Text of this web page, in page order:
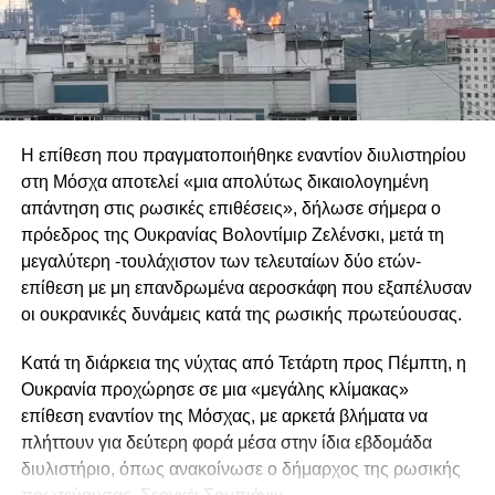
τομέα. Παράλληλα, η Γερμανία επιμένει ότι οι προμήθειες
πρέπει να παραμείνουν στην αρμοδιότητα των εθνικών
κυβερνήσεων, απορρίπτοντας έναν ενισχυμένο
συντονιστικό ρόλο της Ευρωπαϊκής Επιτροπής. Ωστόσο,
αυτό που φαίνεται να χρειάζεται η ευρωπαϊκή αμυντική
βιομηχανία είναι μεγαλύτερος εξευρωπαϊσμός και η
δημιουργία μιας ενιαίας αγοράς οπλικών συστημάτων,
στόχος που δεν εξυπηρετείται από τις επιλογές του
Βερολίνου.
Δύο εξελίξεις φαίνεται να ενισχύουν τις υποψίες για τις
προθέσεις της Γερμανίας και να δικαιολογούν τις
ανησυχίες άλλων ευρωπαϊκών κρατών. Συγκεκριμένα, το
γαλλογερμανικό μεγαλεπήβολο σχέδιο για την ανάπτυξη
ενός μαχητικού αεροσκάφους έκτης γενιάς, το οποίο είχαν
παρουσιάσει το 2017 ο Εμανουέλ Μακρόν και η Άνγκελα
Μέρκελ ως ένα κορυφαίο ευρωπαϊκό αμυντικό εγχείρημα,
κατέληξε επισήμως σε αποτυχία. Το σχέδιο είχε σχεδιαστεί
ως απάντηση στο Brexit και στην άνοδο του Ντόναλντ
Η επίθεση που πραγματοποιήθηκε εναντίον διυλιστηρίου
στη Μόσχα αποτελεί «μια απολύτως δικαιολογημένη
απάντηση στις ρωσικές επιθέσεις», δήλωσε σήμερα ο
πρόεδρος της Ουκρανίας Βολοντίμιρ Ζελένσκι, μετά τη
μεγαλύτερη -τουλάχιστον των τελευταίων δύο ετών-
επίθεση με μη επανδρωμένα αεροσκάφη που εξαπέλυσαν
οι ουκρανικές δυνάμεις κατά της ρωσικής πρωτεύουσας.
Κατά τη διάρκεια της νύχτας από Τετάρτη προς Πέμπτη, η
Ουκρανία προχώρησε σε μια «μεγάλης κλίμακας»
επίθεση εναντίον της Μόσχας, με αρκετά βλήματα να
πλήττουν για δεύτερη φορά μέσα στην ίδια εβδομάδα
διυλιστήριο, όπως ανακοίνωσε ο δήμαρχος της ρωσικής